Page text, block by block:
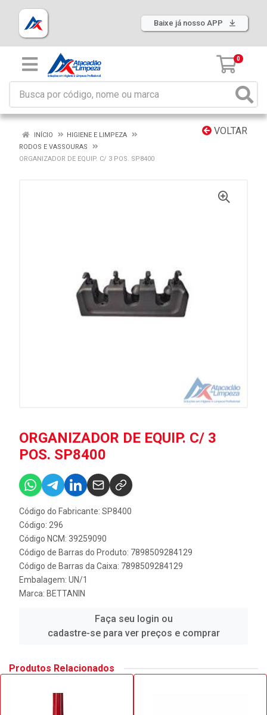
Baixe já nosso APP
0
VOLTAR
INÍCIO
HIGIENE E LIMPEZA
RODOS E VASSOURAS
ORGANIZADOR DE EQUIP. C/ 3 POS. SP8400
ORGANIZADOR DE EQUIP. C/ 3
POS. SP8400
Código do Fabricante: SP8400
Código: 296
Código NCM: 39259090
Código de Barras do Produto: 7898509284129
Código de Barras da Caixa: 7898509284129
Embalagem: UN/1
Marca: BETTANIN
Faça seu login ou
cadastre-se para ver preços e comprar
Produtos Relacionados